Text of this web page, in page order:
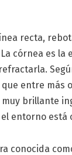
recta,
córnea es
entre más
brillante
entorno está
conocida